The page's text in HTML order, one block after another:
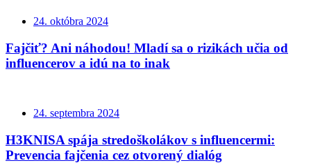
24. októbra 2024
Fajčiť? Ani náhodou! Mladí sa o rizikách učia od
influencerov a idú na to inak
24. septembra 2024
H3KNISA spája stredoškolákov s influencermi:
Prevencia fajčenia cez otvorený dialóg